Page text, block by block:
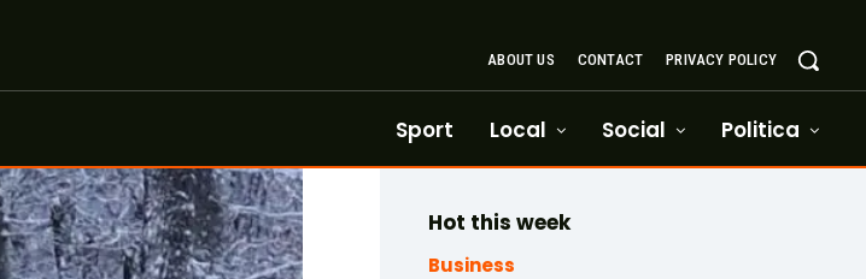
ABOUT US CONTACT PRIVACY POLICY
Sport Local Social Politica
Hot this week
Business